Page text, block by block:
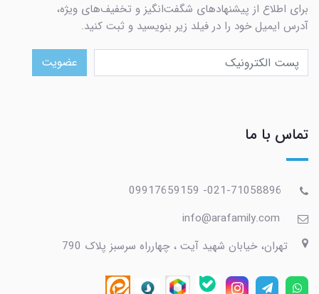
برای اطلاع از پیشنهادهای شگفت‌انگیز و تخفیف‌های ویژه،
آدرس ایمیل خود را در فیلد زیر بنویسید و ثبت کنید.
عضویت
تماس با ما
تهران، خیابان شهید آیت ، چهارراه سرسبز پلاک 790